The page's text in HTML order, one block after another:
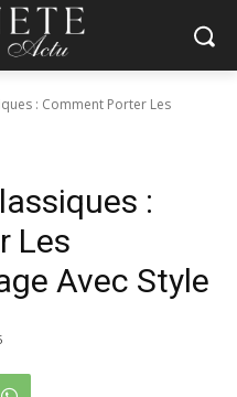
: Comment Porter Les
:
Les
Avec Style